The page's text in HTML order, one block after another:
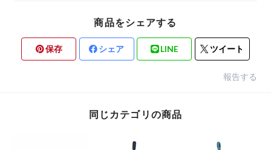
商品をシェアする
保存 シェア LINE ツイート
報告する
同じカテゴリの商品